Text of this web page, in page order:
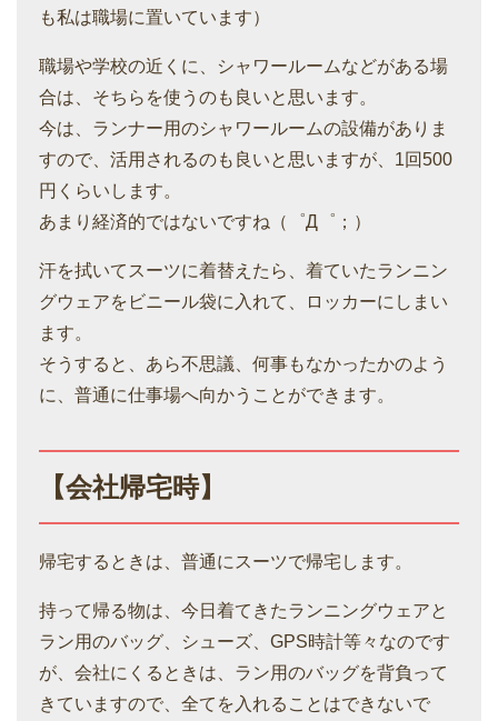
も私は職場に置いています）
職場や学校の近くに、シャワールームなどがある場
合は、そちらを使うのも良いと思います。
今は、ランナー用のシャワールームの設備がありま
すので、活用されるのも良いと思いますが、1回500
円くらいします。
あまり経済的ではないですね（゜Д゜；）
汗を拭いてスーツに着替えたら、着ていたランニン
グウェアをビニール袋に入れて、ロッカーにしまい
ます。
そうすると、あら不思議、何事もなかったかのよう
に、普通に仕事場へ向かうことができます。
【会社帰宅時】
帰宅するときは、普通にスーツで帰宅します。
持って帰る物は、今日着てきたランニングウェアと
ラン用のバッグ、シューズ、GPS時計等々なのです
が、会社にくるときは、ラン用のバッグを背負って
きていますので、全てを入れることはできないで